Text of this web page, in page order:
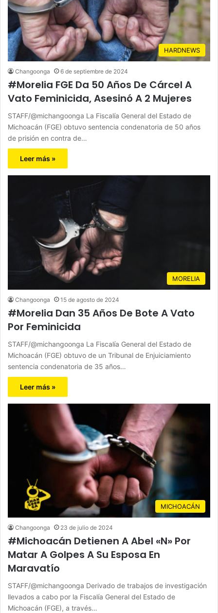
HARDNEWS
Changoonga 6 de septiembre de 2024
#Morelia FGE Da 50 Años De Cárcel A
Vato Feminicida, Asesinó A 2 Mujeres
STAFF/@michangoonga La Fiscalía General del Estado de
Michoacán (FGE) obtuvo sentencia condenatoria de 50 años
de prisión en contra de…
Leer más »
MORELIA
Changoonga 15 de agosto de 2024
#Morelia Dan 35 Años De Bote A Vato
Por Feminicida
STAFF/@michangoonga La Fiscalía General del Estado de
Michoacán (FGE) obtuvo de un Tribunal de Enjuiciamiento
sentencia condenatoria de 35 años…
Leer más »
MICHOACÁN
Changoonga 23 de julio de 2024
#Michoacán Detienen A Abel «N» Por
Matar A Golpes A Su Esposa En
Maravatío
STAFF/@michangoonga Derivado de trabajos de investigación
llevados a cabo por la Fiscalía General del Estado de
Michoacán (FGE), a través…